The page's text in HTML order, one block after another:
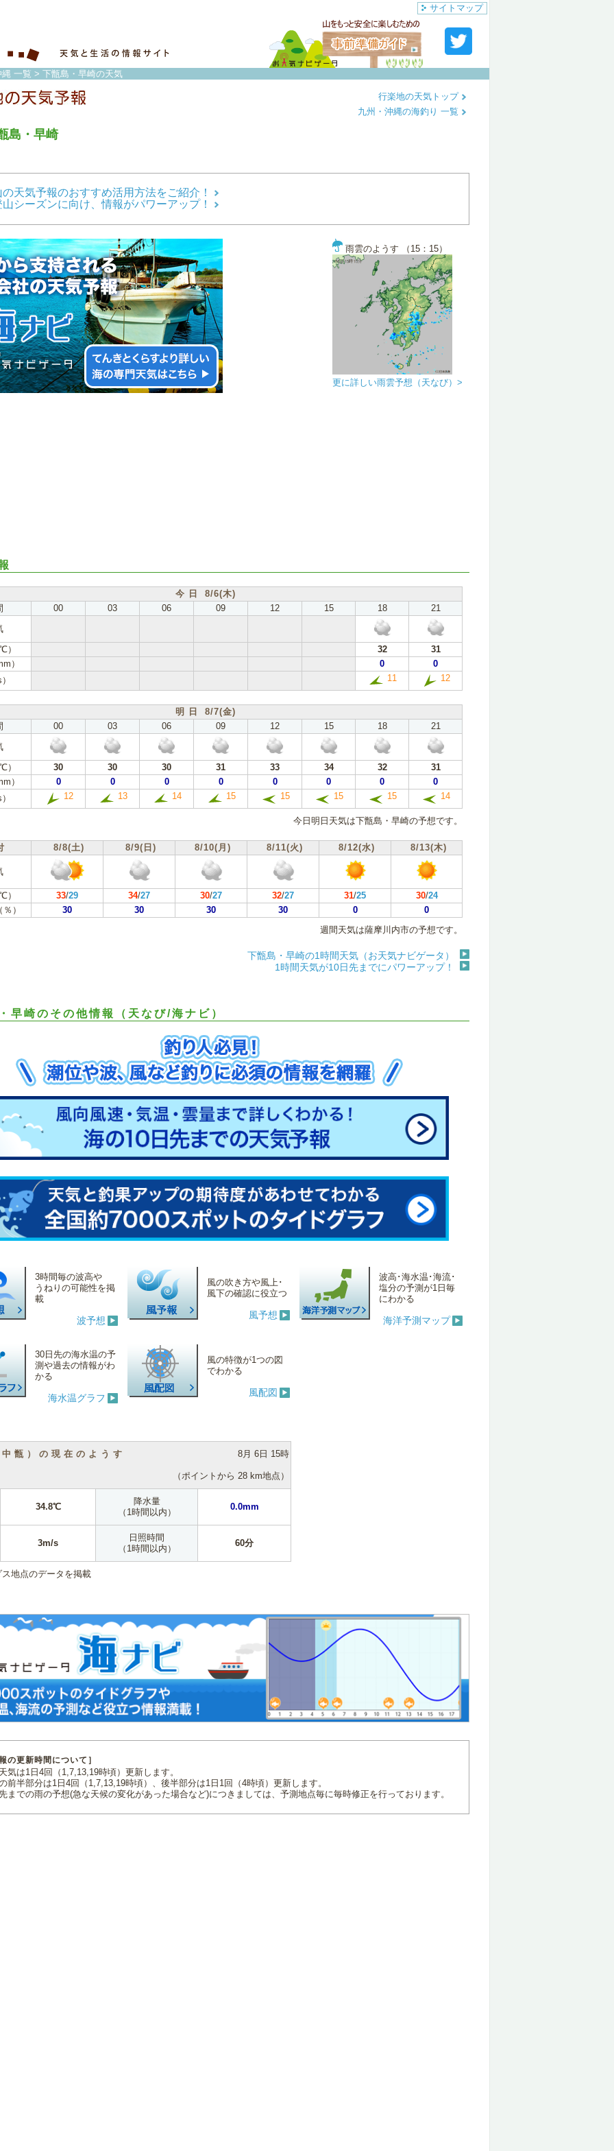
サイトマップ
一覧 > 下甑島・早崎の天気
島・早崎
行楽地の天気トップ
九州・沖縄の海釣り 一覧
天気予報のおすすめ活用方法をご紹介！
シーズンに向け、情報がパワーアップ！
雨雲のようす （15：15）
更に詳しい雨雲予想（天なび）>
今 日 8/6(木)
00 03 06 09 12 15 18
21
32
31
）
0
0
11 12
明 日 8/7(金)
00 03 06 09 12 15 18
21
30 30 30 31 33 34 32
31
）
0 0 0 0 0 0 0
0
12 13 14 15 15 15 15 14
今日明日天気は下甑島・早崎の予想です。
8/8(土) 8/9(日) 8/10(月) 8/11(火) 8/12(水) 8/13(木)
33/29 34/27 30/27 32/27 31/25 30/24
）
30 30 30 30 0
0
週間天気は薩摩川内市の予想です。
下甑島・早崎の1時間天気（お天気ナビゲータ）
1時間天気が10日先までにパワーアップ！
早崎のその他情報（天なび/海ナビ）
3時間毎の波高や
うねりの可能性を掲
載
波予想
風の吹き方や風上･
風下の確認に役立つ
風予想
波高･海水温･海流･
塩分の予測が1日毎
にわかる
海洋予測マップ
30日先の海水温の予
測や過去の情報がわ
かる
海水温グラフ
風の特徴が1つの図
でわかる
風配図
甑）の現在のようす 8月 6日 15時
（ポイントから 28 km地点）
34.8℃
降水量
（1時間以内）
0.0mm
3m/s
日照時間
（1時間以内）
60分
地点のデータを掲載
の更新時間について］
気は1日4回（1,7,13,19時頃）更新します。
前半部分は1日4回（1,7,13,19時頃）、後半部分は1日1回（4時頃）更新します。
までの雨の予想(急な天候の変化があった場合など)につきましては、予測地点毎に毎時修正を行っております。